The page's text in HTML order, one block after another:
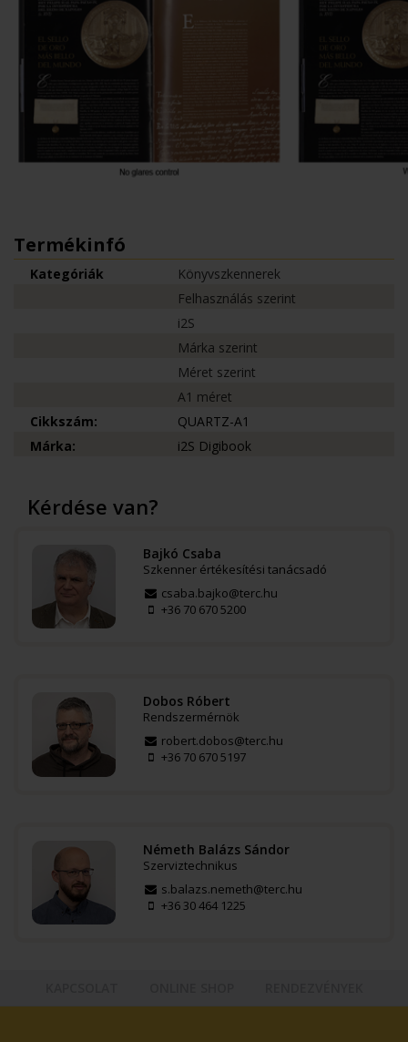
Termékinfó
Kategóriák
Könyvszkennerek
Felhasználás szerint
i2S
Márka szerint
Méret szerint
A1 méret
Cikkszám:
QUARTZ-A1
Márka:
i2S Digibook
Kérdése van?
Bajkó Csaba
Szkenner értékesítési tanácsadó
csaba.bajko@terc.hu
+36 70 670 5200
Dobos Róbert
Rendszermérnök
robert.dobos@terc.hu
+36 70 670 5197
Németh Balázs Sándor
Szerviztechnikus
s.balazs.nemeth@terc.hu
+36 30 464 1225